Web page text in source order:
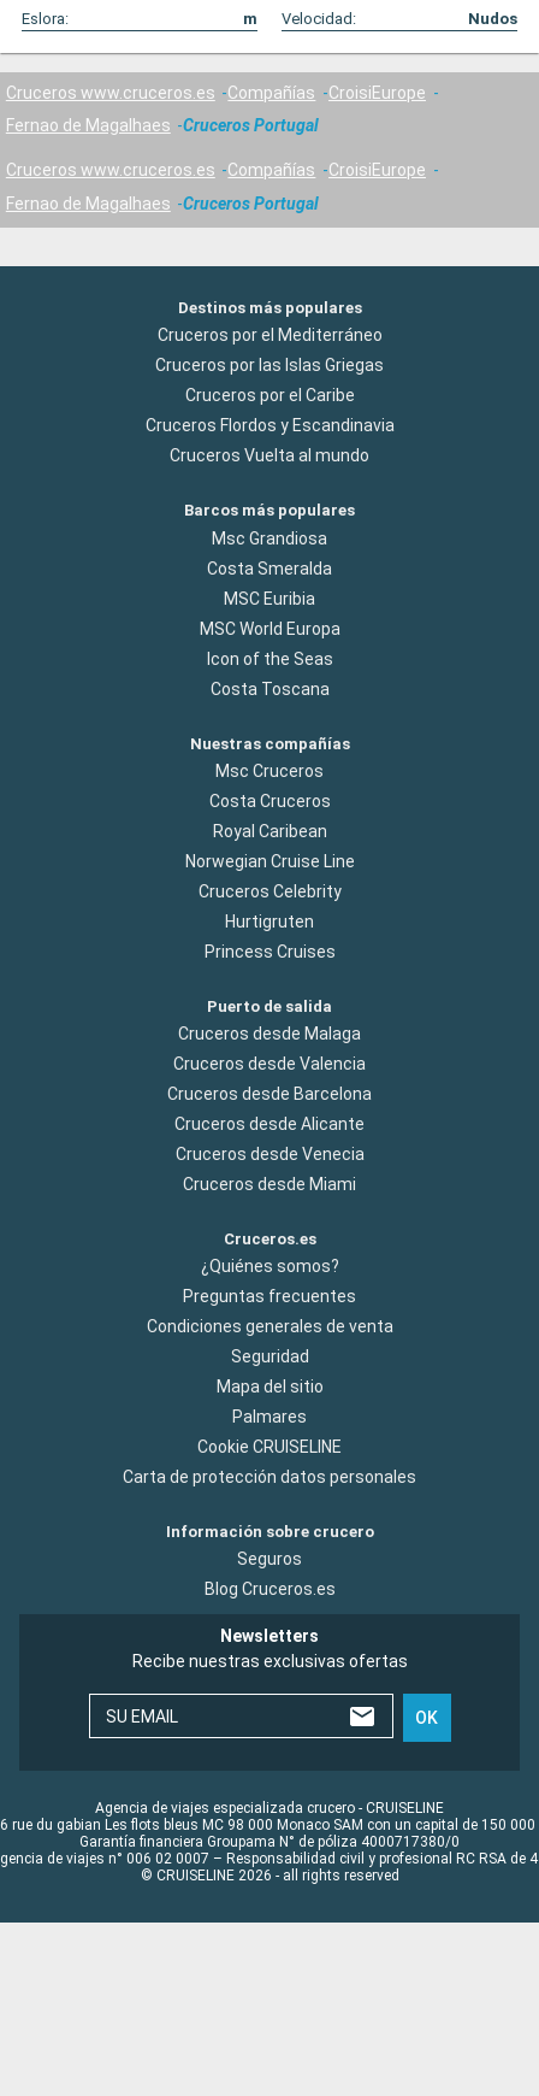
Eslora:
m Velocidad: Nudos
Cruceros www.cruceros.es Compañías
CroisiEurope
Fernao de Magalhaes
Cruceros Portugal
Cruceros www.cruceros.es Compañías
CroisiEurope
Fernao de Magalhaes
Cruceros Portugal
Destinos más populares
Cruceros por el Mediterráneo
Cruceros por las Islas Griegas
Cruceros por el Caribe
Cruceros Flordos y Escandinavia
Cruceros Vuelta al mundo
Barcos más populares
Msc Grandiosa
Costa Smeralda
MSC Euribia
MSC World Europa
Icon of the Seas
Costa Toscana
Nuestras compañías
Msc Cruceros
Costa Cruceros
Royal Caribean
Norwegian Cruise Line
Cruceros Celebrity
Hurtigruten
Princess Cruises
Puerto de salida
Cruceros desde Malaga
Cruceros desde Valencia
Cruceros desde Barcelona
Cruceros desde Alicante
Cruceros desde Venecia
Cruceros desde Miami
Cruceros.es
¿Quiénes somos?
Preguntas frecuentes
Condiciones generales de venta
Seguridad
Mapa del sitio
Palmares
Cookie CRUISELINE
Carta de protección datos personales
Información sobre crucero
Seguros
Blog Cruceros.es
Newsletters
Recibe nuestras exclusivas ofertas
SU EMAIL OK
Agencia de viajes especializada crucero - CRUISELINE
rue du gabian Les flots bleus MC 98 000 Monaco SAM con un capital de 150 000
Garantía financiera Groupama N° de póliza 4000717380/0
de viajes n° 006 02 0007 – Responsabilidad civil y profesional RC RSA de
© CRUISELINE 2026 - all rights reserved